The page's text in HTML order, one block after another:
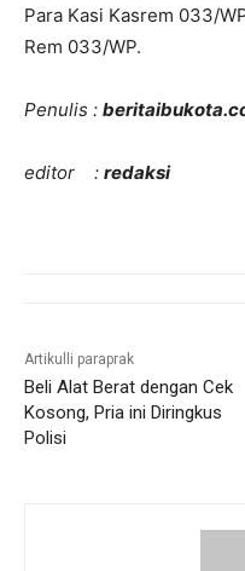
Para Kasi Kasrem 033/
Rem 033/WP.
Penulis :
editor : redaksi
Artikulli paraprak
Beli Alat Berat dengan Cek
Kosong, Pria ini Diringkus
Polisi